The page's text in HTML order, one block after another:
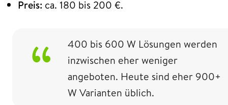
Preis: ca. 180 bis 200 €.
400 bis 600 W Lösungen werden
inzwischen eher weniger
angeboten. Heute sind eher 900+
W Varianten üblich.